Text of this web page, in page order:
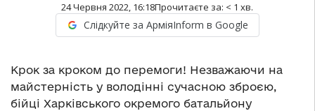
24 Червня 2022, 16:18Прочитаєте за: < 1 хв.
Слідкуйте за АрміяInform в Google
Крок за кроком до перемоги! Незважаючи на
майстерність у володінні сучасною зброєю,
бійці Харківського окремого батальйону